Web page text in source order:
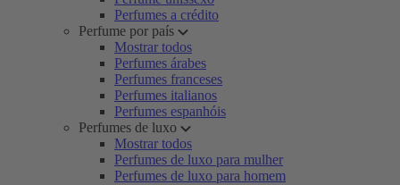
Perfumes a crédito
Perfume por país
Mostrar todos
Perfumes árabes
Perfumes franceses
Perfumes italianos
Perfumes espanhóis
Perfumes de luxo
Mostrar todos
Perfumes de luxo para mulher
Perfumes de luxo para homem